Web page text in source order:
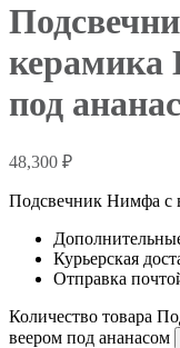
керамика
под
48,300 ₽
Подсвечник Нимфа с
Курьерская
Отправка
Количество товара
веером под ананасом